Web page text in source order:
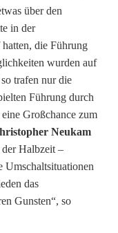
über den
in der
die Führung
wurden auf
trafen nur die
Führung durch
Großchance zum
Neukam
Halbzeit –
Umschaltsituationen
das
Gunsten“, so